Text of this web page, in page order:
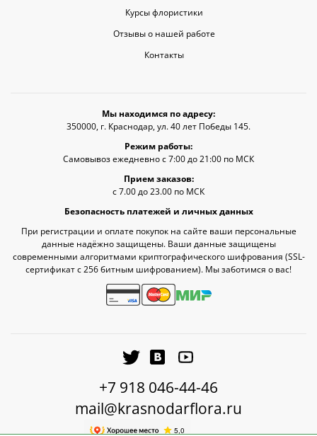
Курсы флористики
Отзывы о нашей работе
Контакты
Мы находимся по адресу:
350000, г. Краснодар, ул. 40 лет Победы 145.
Режим работы:
Самовывоз ежедневно с 7:00 до 21:00 по МСК
Прием заказов:
с 7.00 до 23.00 по МСК
Безопасность платежей и личных данных
При регистрации и оплате покупок на сайте ваши персональные
данные надёжно защищены. Ваши данные защищены
современными алгоритмами криптографического шифрования (SSL-
сертификат c 256 битным шифрованием). Мы заботимся о вас!
+7 918 046-44-46
mail@krasnodarflora.ru